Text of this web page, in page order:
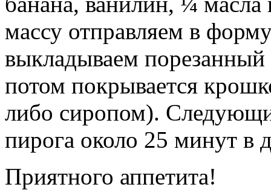
массу отправляем в
выкладываем
потом покрывается
либо сиропом).
пирога около 25 минут в
Приятного аппетита!